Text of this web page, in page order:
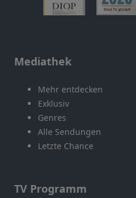
Mediathek
Mehr entdecken
Exklusiv
Genres
Alle Sendungen
Letzte Chance
TV Programm